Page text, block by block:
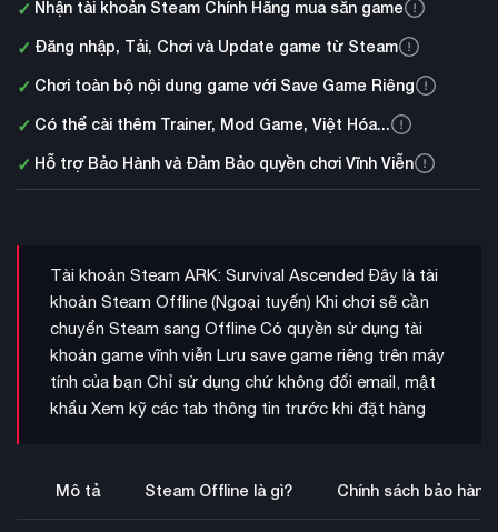
✓ Nhận tài khoản Steam Chính Hãng mua sẵn game
✓ Đăng nhập, Tải, Chơi và Update game từ Steam
✓ Chơi toàn bộ nội dung game với Save Game Riêng
✓ Có thể cài thêm Trainer, Mod Game, Việt Hóa...
✓ Hỗ trợ Bảo Hành và Đảm Bảo quyền chơi Vĩnh Viễn
Tài khoản Steam ARK: Survival Ascended Đây là tài
khoản Steam Offline (Ngoại tuyến) Khi chơi sẽ cần
chuyển Steam sang Offline Có quyền sử dụng tài
khoản game vĩnh viễn Lưu save game riêng trên máy
tính của bạn Chỉ sử dụng chứ không đổi email, mật
khẩu Xem kỹ các tab thông tin trước khi đặt hàng
Mô tả Steam Offline là gì? Chính sách bảo hành